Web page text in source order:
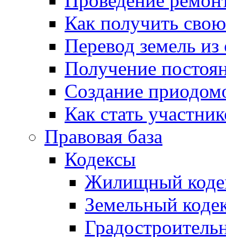
Как получить
Перевод земель
Получение
Создание
Как стать
Правовая база
Кодексы
Жилищный
Земельный